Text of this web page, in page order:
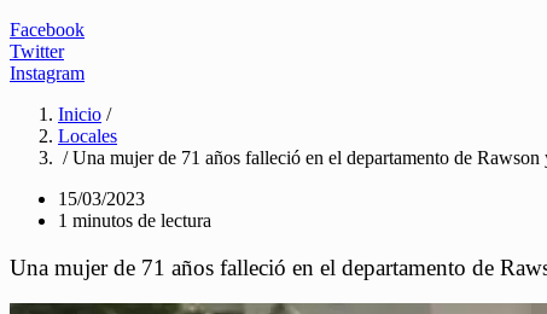
Facebook
Twitter
Instagram
Inicio /
Locales
/ Una mujer de 71 años falleció en el departamento de
15/03/2023
1 minutos de lectura
Una mujer de 71 años falleció en el departamento de